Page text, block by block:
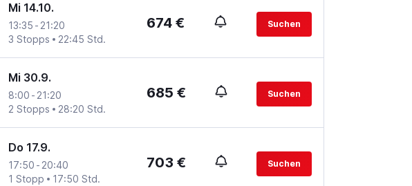
Mi 14.10.
13:35 - 21:20
3 Stopps
22:45 Std.
674 € Suchen
Mi 30.9.
8:00 - 21:20
2 Stopps
28:20 Std.
685 € Suchen
Do 17.9.
17:50 - 20:40
1 Stopp
17:50 Std.
703 € Suchen